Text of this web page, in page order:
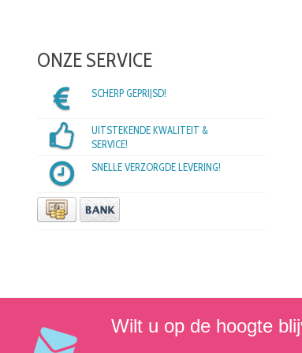
ONZE SERVICE
SCHERP GEPRIJSD!
UITSTEKENDE KWALITEIT &
SERVICE!
SNELLE VERZORGDE LEVERING!
Wilt u op de hoogte